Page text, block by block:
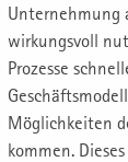
Unternehmung
wirkungsvoll
Prozesse
Möglichkeiten
kommen.